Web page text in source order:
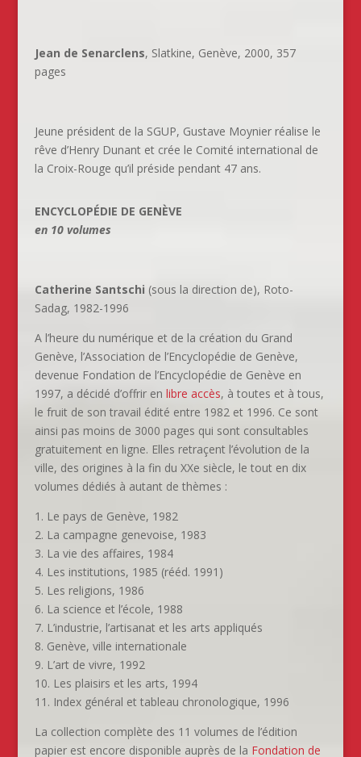
Jean de Senarclens, Slatkine, Genève, 2000, 357
pages
Jeune président de la SGUP, Gustave Moynier réalise le
rêve d’Henry Dunant et crée le Comité international de
la Croix-Rouge qu’il préside pendant 47 ans.
ENCYCLOPÉDIE DE GENÈVE
en 10 volumes
Catherine Santschi (sous la direction de), Roto-
Sadag, 1982-1996
A l’heure du numérique et de la création du Grand
Genève, l’Association de l’Encyclopédie de Genève,
devenue Fondation de l’Encyclopédie de Genève en
1997, a décidé d’offrir en libre accès, à toutes et à tous,
le fruit de son travail édité entre 1982 et 1996. Ce sont
ainsi pas moins de 3000 pages qui sont consultables
gratuitement en ligne. Elles retraçent l’évolution de la
ville, des origines à la fin du XXe siècle, le tout en dix
volumes dédiés à autant de thèmes :
1. Le pays de Genève, 1982
2. La campagne genevoise, 1983
3. La vie des affaires, 1984
4. Les institutions, 1985 (rééd. 1991)
5. Les religions, 1986
6. La science et l’école, 1988
7. L’industrie, l’artisanat et les arts appliqués
8. Genève, ville internationale
9. L’art de vivre, 1992
10. Les plaisirs et les arts, 1994
11. Index général et tableau chronologique, 1996
La collection complète des 11 volumes de l’édition
papier est encore disponible auprès de la Fondation de